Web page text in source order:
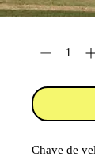
Chave de